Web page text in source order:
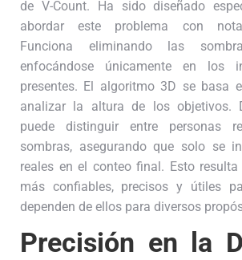
de V-Count. Ha sido diseñado
abordar este problema con
Funciona eliminando las
enfocándose únicamente en los
presentes. El algoritmo 3D se basa
analizar la altura de los objetivos.
puede distinguir entre personas
sombras, asegurando que solo se
reales en el conteo final. Esto
más confiables, precisos y útiles
dependen de ellos para diversos
Precisión en la